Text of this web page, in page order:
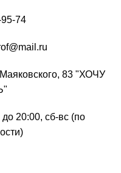
74
83 "ХОЧУ
20:00, сб-вс (по